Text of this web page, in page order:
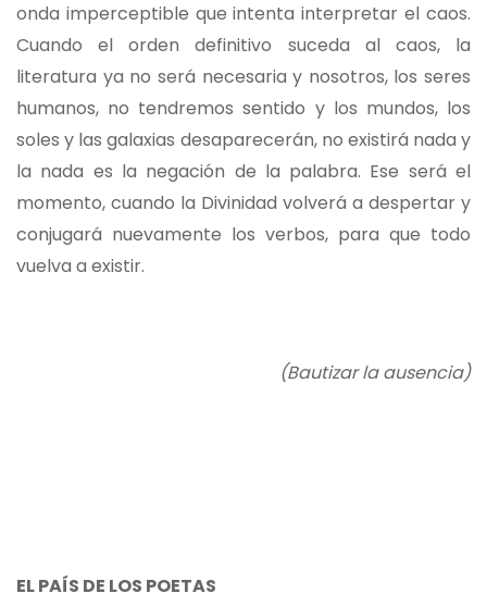
onda imperceptible que intenta interpretar el caos.
Cuando el orden definitivo suceda al caos, la
literatura ya no será necesaria y nosotros, los seres
humanos, no tendremos sentido y los mundos, los
soles y las galaxias desaparecerán, no existirá nada y
la nada es la negación de la palabra. Ese será el
momento, cuando la Divinidad volverá a despertar y
conjugará nuevamente los verbos, para que todo
vuelva a existir.
(Bautizar la ausencia)
EL PAÍS DE LOS POETAS